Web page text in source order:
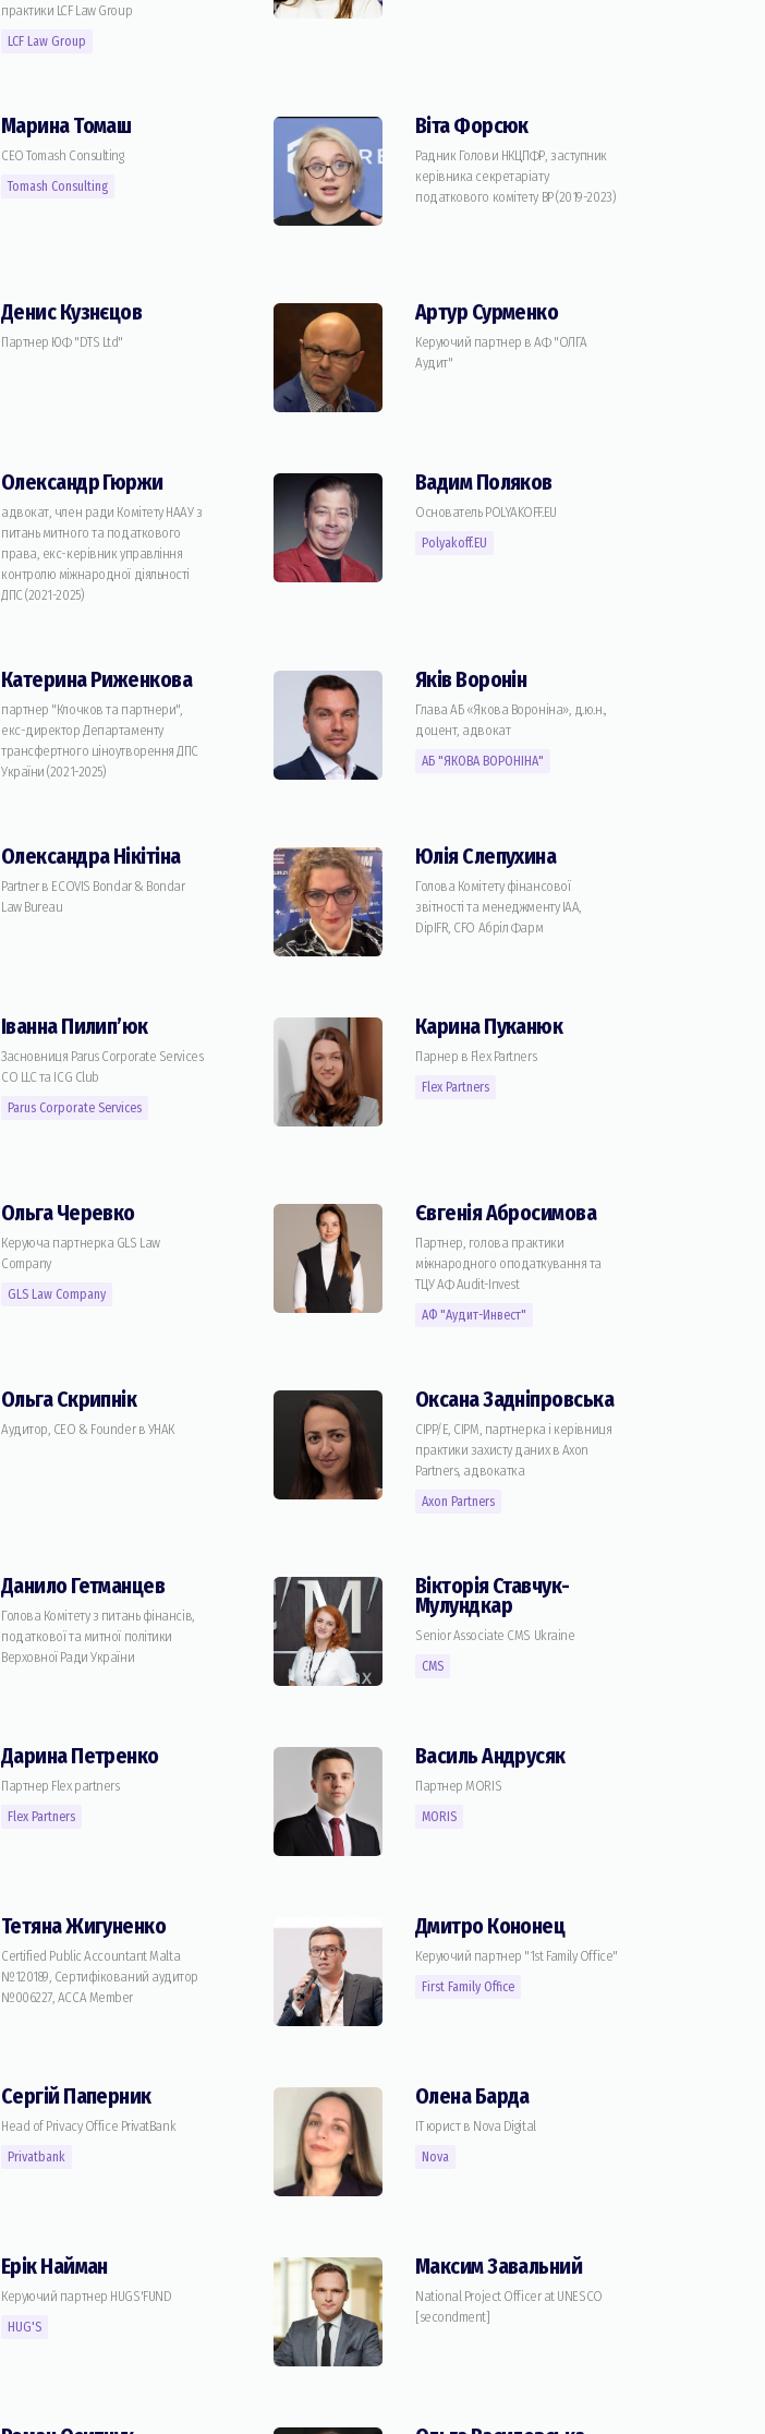
практики LCF Law Group
LCF Law Group
Марина Томаш
CEO Tomash Consulting
Tomash Consulting
Вiта Форсюк
Радник Голови НКЦПФР, заступник
керівника секретаріату
податкового комітету ВР (2019-2023)
Денис Кузнєцов
Партнер ЮФ "DTS Ltd"
Артур Сурменко
Керуючий партнер в АФ "ОЛГА
Аудит"
Олександр Гюржи
адвокат, член ради Комітету НААУ з
питань митного та податкового
права, екс-керівник управління
контролю міжнародної діяльності
ДПС (2021-2025)
Вадим Поляков
Основатель POLYAKOFF.EU
Polyakoff.EU
Катерина Риженкова
партнер "Клочков та партнери",
екс-директор Департаменту
трансфертного ціноутворення ДПС
України (2021-2025)
Якiв Воронiн
Глава АБ «Якова Воронiна», д.ю.н.,
доцент, адвокат
АБ "ЯКОВА ВОРОНІНА"
Олександра Нікітіна
Partner в ECOVIS Bondar & Bondar
Law Bureau
Юлія Слепухина
Голова Комiтету фінансової
звітності та менеджменту IAA,
DipIFR, CFO Абріл Фарм
Іванна Пилип’юк
Засновниця Parus Corporate Services
CO LLC та ICG Club
Parus Corporate Services
Карина Пуканюк
Парнер в Flex Partners
Flex Partners
Ольга Черевко
Керуюча партнерка GLS Law
Company
GLS Law Company
Євгенія Абросимова
Партнер, голова практики
міжнародного оподаткування та
ТЦУ АФ Audit-Invest
АФ "Аудит-Инвест"
Ольга Скрипнік
Аудитор, CEO & Founder в УНАК
Оксана Задніпровська
CIPP/E, CIPM, партнерка і керівниця
практики захисту даних в Axon
Partners, адвокатка
Axon Partners
Данило Гетманцев
Голова Комітету з питань фінансів,
податкової та митної політики
Верховної Ради України
Вікторія Ставчук-
Мулундкар
Senior Associate CMS Ukraine
CMS
Дарина Петренко
Партнер Flex partners
Flex Partners
Василь Андрусяк
Партнер MORIS
MORIS
Тетяна Жигуненко
Certified Public Accountant Malta
№120189, Сертифікований аудитор
№006227, ACCA Member
Дмитро Кононец
Керуючий партнер "1st Family Office"
First Family Office
Сергій Паперник
Head of Privacy Office PrivatBank
Privatbank
Олена Барда
IT юрист в Nova Digital
Nova
Ерік Найман
Керуючий партнер HUGS'FUND
HUG'S
Максим Завальний
National Project Officer at UNESCO
[secondment]